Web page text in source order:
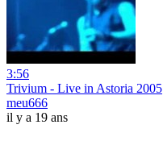
3:56
Trivium - Live in Astoria 2005
meu666
il y a 19 ans